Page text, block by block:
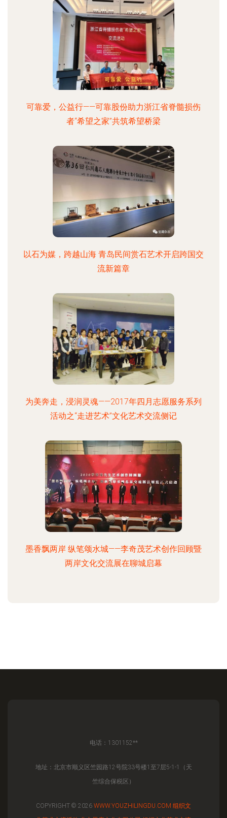
可靠爱，公益行——可靠股份助力浙江省脊髓损伤
者“希望之家”共筑希望桥梁
以石为媒，跨越山海 青岛民间赏石艺术开启跨国交
流新篇章
为美奔走，浸润灵魂——2017年四月志愿服务系列
活动之“走进艺术”文化艺术交流侧记
墨香飘两岸 纵笔颂水城——李奇茂艺术创作回顾暨
两岸文化交流展在聊城启幕
电话：1301152**
地址：北京市顺义区竺园路12号院33号楼1至7层5-1-1（天
竺综合保税区）
COPYRIGHT © 2026 WWW.YOUZHILINGDU.COM 组织文